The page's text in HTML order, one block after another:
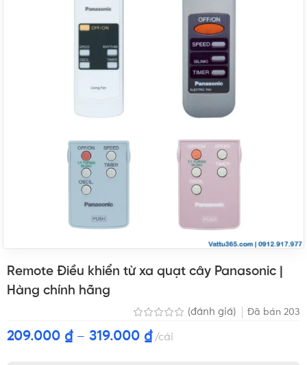
Remote Điều khiển từ xa quạt cây Panasonic |
Hàng chính hãng
(đánh giá) Đã bán 203
209.000 ₫–319.000 ₫ cái